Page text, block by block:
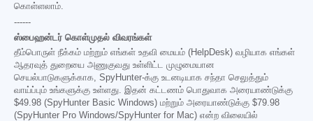
கொள்ளலாம்.
------
ஸ்பைஹன்டர் கொள்முதல் விவரங்கள்
தீம்பொருள் நீக்கம் மற்றும் எங்கள் உதவி மையம் (HelpDesk) வழியாக எங்கள்
ஆதரவுத் துறையை அணுகுவது உள்ளிட்ட முழுமையான
செயல்பாடுகளுக்காக, SpyHunter-க்கு உடனடியாக சந்தா செலுத்தும்
வாய்ப்பும் உங்களுக்கு உள்ளது. இதன் கட்டணம் பொதுவாக அரையாண்டுக்கு
$49.98 (SpyHunter Basic Windows) மற்றும் அரையாண்டுக்கு $79.98
(SpyHunter Pro Windows/SpyHunter for Mac) என்ற விலையில்